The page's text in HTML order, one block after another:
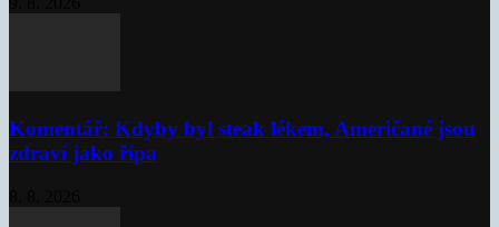
Komentář: Kdyby byl steak lékem, Američané jsou
zdraví jako řípa